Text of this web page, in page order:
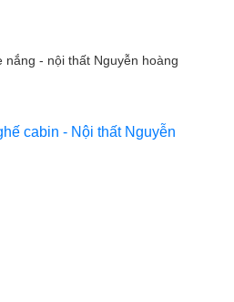
- nội thất Nguyễn hoàng